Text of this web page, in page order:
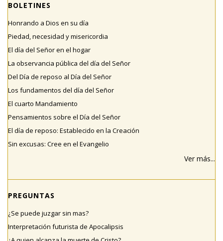
BOLETINES
Honrando a Dios en su día
Piedad, necesidad y misericordia
El día del Señor en el hogar
La observancia pública del día del Señor
Del Día de reposo al Día del Señor
Los fundamentos del día del Señor
El cuarto Mandamiento
Pensamientos sobre el Día del Señor
El día de reposo: Establecido en la Creación
Sin excusas: Cree en el Evangelio
Ver más...
PREGUNTAS
¿Se puede juzgar sin mas?
Interpretación futurista de Apocalipsis